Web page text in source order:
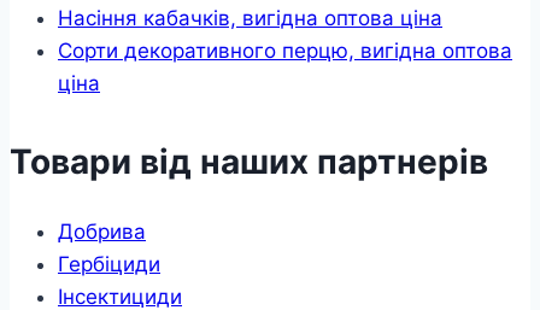
Насіння кабачків, вигідна оптова ціна
Сорти декоративного перцю, вигідна оптова
ціна
Товари від наших партнерів
Добрива
Гербіциди
Інсектициди